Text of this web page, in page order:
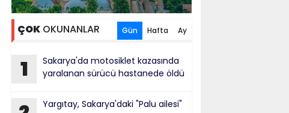
ÇOK OKUNANLAR Gün Hafta Ay
1
Sakarya'da motosiklet kazasında
yaralanan sürücü hastanede öldü
Yargıtay, Sakarya'daki "Palu ailesi"